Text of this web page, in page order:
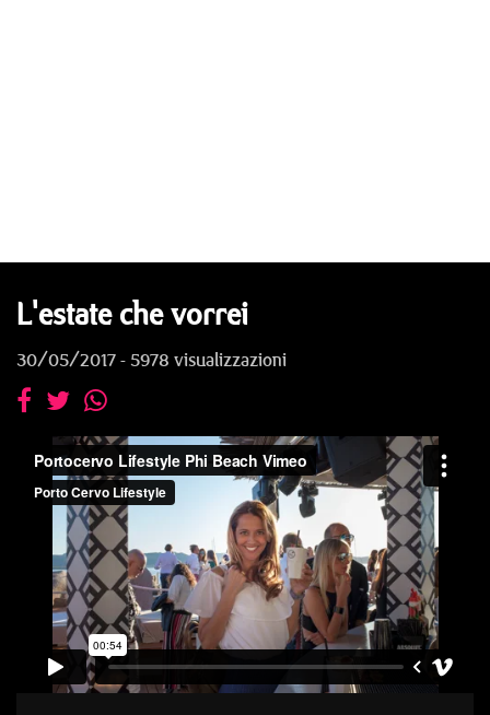
L'estate che vorrei
30/05/2017 - 5978 visualizzazioni